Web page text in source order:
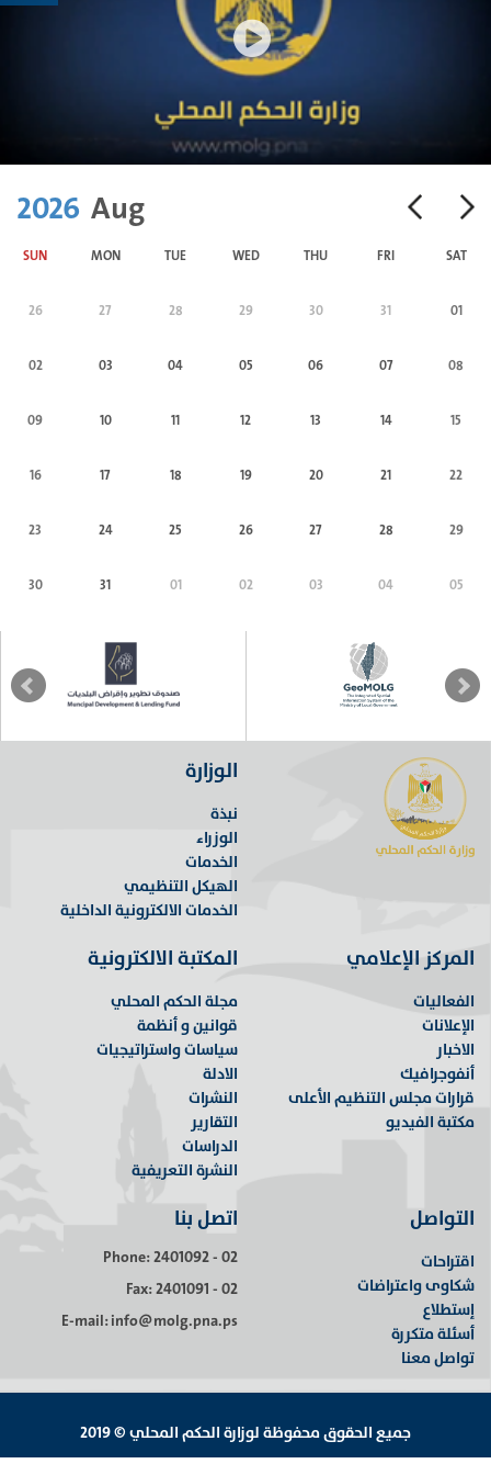
2026 Aug
SUN MON TUE WED THU FRI SAT
26 27 28 29 30 31 01
02 03 04 05 06 07 08
09 10 11 12 13 14 15
16 17 18 19 20 21 22
23 24 25 26 27 28 29
30 31 01 02 03 04 05
الوزارة
نبذة
الوزراء
الخدمات
الهيكل التنظيمي
الخدمات الالكترونية الداخلية
المركز الإعلامي
الفعاليات
الإعلانات
الاخبار
أنفوجرافيك
قرارات مجلس التنظيم الأعلى
مكتبة الفيديو
المكتبة الالكترونية
مجلة الحكم المحلي
قوانين و أنظمة
سياسات واستراتيجيات
الادلة
النشرات
التقارير
الدراسات
النشرة التعريفية
التواصل
اقتراحات
شكاوى واعتراضات
إستطلاع
أسئلة متكررة
تواصل معنا
اتصل بنا
Phone: 2401092 - 02
Fax: 2401091 - 02
E-mail: info@molg.pna.ps
جميع الحقوق محفوظة لوزارة الحكم المحلي © 2019